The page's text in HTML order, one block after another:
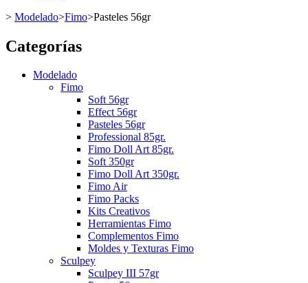
> Modelado>Fimo>Pasteles 56gr
Categorías
Modelado
Fimo
Soft 56gr
Effect 56gr
Pasteles 56gr
Professional 85gr.
Fimo Doll Art 85gr.
Soft 350gr
Fimo Doll Art 350gr.
Fimo Air
Fimo Packs
Kits Creativos
Herramientas Fimo
Complementos Fimo
Moldes y Texturas Fimo
Sculpey
Sculpey III 57gr